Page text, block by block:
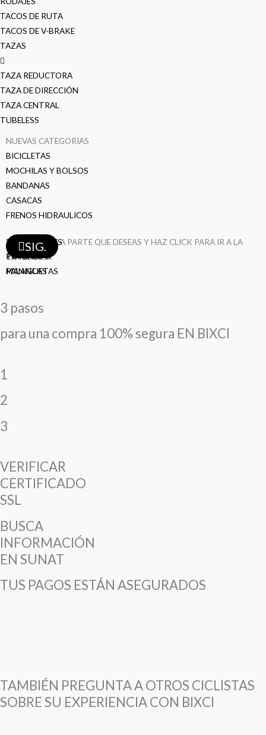
TACOS DE RUTA
TACOS DE V-BRAKE
TAZAS
TAZA REDUCTORA
TAZA DE DIRECCIÓN
TAZA CENTRAL
TUBELESS
NUEVAS CATEGORIAS
BICICLETAS
MOCHILAS Y BOLSOS
BANDANAS
CASACAS
FRENOS HIDRAULICOS
MANIGUETAS
PEDALES
MAZAS
TIMONES
POTENCIAS
PALANCAS
FRENOS
LLANTAS
LLANTAS
BIELAS
DESVIADORES
TAZAS
CAMARAS
CAMARAS
CAMARAS
AROS
AROS
RAYOS
RAYOS
RAYOS
SELECCIONA LA PARTE QUE DESEAS Y HAZ CLICK PARA IR A LA
CATEGORÍA
SIG.
3 pasos
para una compra 100% segura EN BIXCI
1
2
3
VERIFICAR
CERTIFICADO
SSL
BUSCA
INFORMACIÓN
EN SUNAT
TUS PAGOS ESTÁN ASEGURADOS
TAMBIÉN PREGUNTA A OTROS CICLISTAS
SOBRE SU EXPERIENCIA CON BIXCI